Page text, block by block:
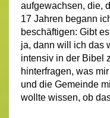
aufgewachsen, die,
17 Jahren begann
beschäftigen: Gibt
ja, dann will ich das
intensiv in der Bibel
hinterfragen, was
und die Gemeinde
wollte wissen, ob